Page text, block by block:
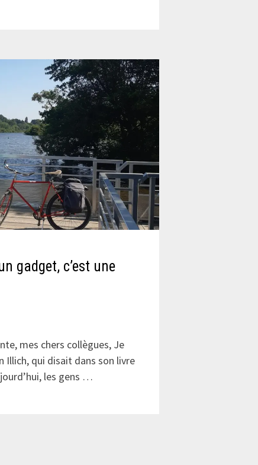
gadget, c’est une
mes chers collègues, Je
Illich, qui disait dans son livre
les gens …